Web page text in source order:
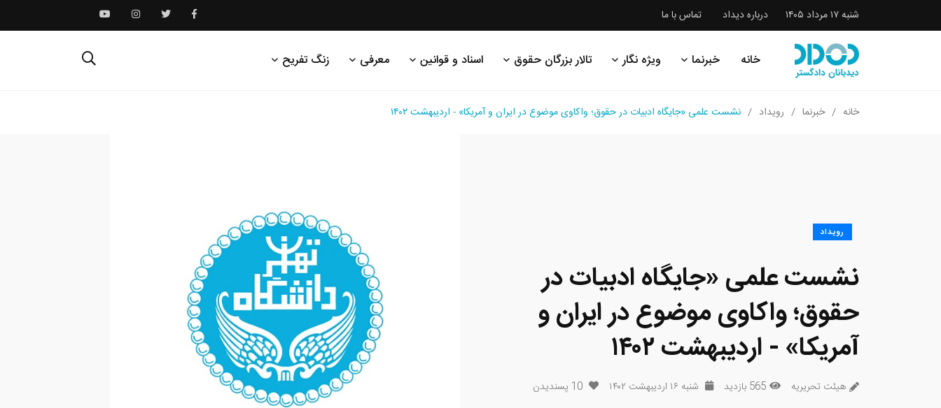
شنبه ۱۷ مرداد ۱۴۰۵ درباره دیداد تماس با ما
خانه خبرنما ویژه نگار تالار بزرگان حقوق اسناد و قوانین معرفی زنگ تفریح
خانه خبرنما رویداد نشست علمی «جایگاه ادبیات در حقوق؛ واکاوی موضوع در ایران و آمریکا» - اردیبهشت ۱۴۰۲
رویداد
نشست علمی «جایگاه ادبیات در
حقوق؛ واکاوی موضوع در ایران و
آمریکا» - اردیبهشت ۱۴۰۲
هیئت تحریریه 565 بازدید شنبه ۱۶ اردیبهشت ۱۴۰۲ 10 پسندیدن